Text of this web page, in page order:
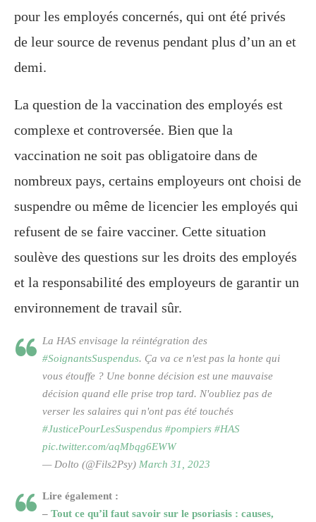
pour les employés concernés, qui ont été privés
de leur source de revenus pendant plus d’un an et
demi.
La question de la vaccination des employés est
complexe et controversée. Bien que la
vaccination ne soit pas obligatoire dans de
nombreux pays, certains employeurs ont choisi de
suspendre ou même de licencier les employés qui
refusent de se faire vacciner. Cette situation
soulève des questions sur les droits des employés
et la responsabilité des employeurs de garantir un
environnement de travail sûr.
La HAS envisage la réintégration des
#SoignantsSuspendus. Ça va ce n'est pas la honte qui
vous étouffe ? Une bonne décision est une mauvaise
décision quand elle prise trop tard. N'oubliez pas de
verser les salaires qui n'ont pas été touchés
#JusticePourLesSuspendus #pompiers #HAS
pic.twitter.com/aqMbqg6EWW
— Dolto (@Fils2Psy) March 31, 2023
Lire également :
– Tout ce qu’il faut savoir sur le psoriasis : causes,